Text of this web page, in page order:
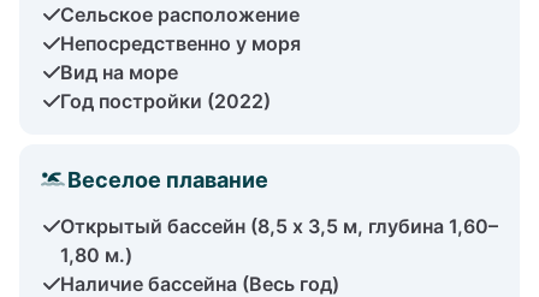
Сельское расположение
Непосредственно у моря
Вид на море
Год постройки (2022)
Веселое плавание
Открытый бассейн (8,5 х 3,5 м, глубина 1,60–
1,80 м.)
Наличие бассейна (Весь год)